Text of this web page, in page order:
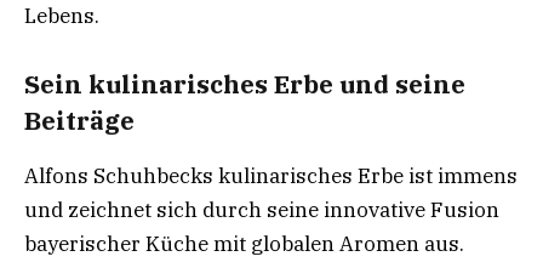
Lebens.
Sein kulinarisches Erbe und seine
Beiträge
Alfons Schuhbecks kulinarisches Erbe ist immens
und zeichnet sich durch seine innovative Fusion
bayerischer Küche mit globalen Aromen aus.